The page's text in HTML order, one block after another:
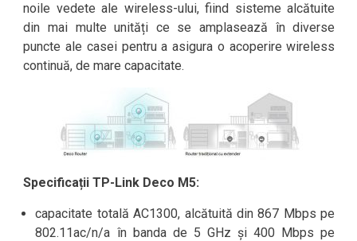
noile vedete ale wireless-ului, fiind sisteme alcătuite
din mai multe unități ce se amplasează în diverse
puncte ale casei pentru a asigura o acoperire wireless
continuă, de mare capacitate.
Specificații TP-Link Deco M5:
capacitate totală AC1300, alcătuită din 867 Mbps pe
802.11ac/n/a în banda de 5 GHz și 400 Mbps pe